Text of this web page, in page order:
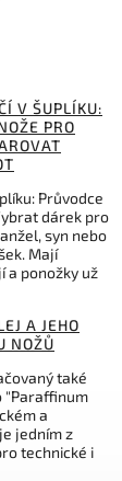
V ŠUPLÍKU:
PRO
Průvodce
dárek pro
syn nebo
Mají
a ponožky už
A JEHO
NOŽŮ
také
"Paraffinum
a
jedním z
technické i